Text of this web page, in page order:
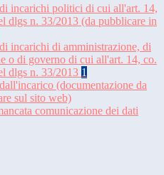
incarichi politici di cui all'art. 14,
dlgs n. 33/2013 (da pubblicare in
incarichi di amministrazione, di
o di governo di cui all'art. 14, co.
dlgs n. 33/2013 1
(documentazione da
sul sito web)
comunicazione dei dati